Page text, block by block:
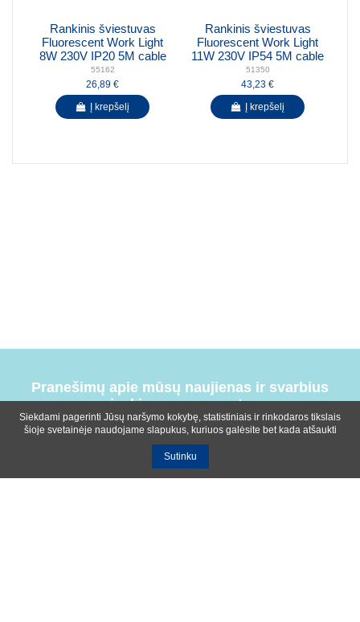
Rankinis šviestuvas
Fluorescent Work Light
8W 230V IP20 5M cable
55162
26,89 €
Į krepšelį
Rankinis šviestuvas
Fluorescent Work Light
11W 230V IP54 5M cable
51350
43,23 €
Į krepšelį
Pranešimų apie mūsų naujienas ir svarbius
įvykius prenumerata
Siekdami pagerinti Jūsų naršymo kokybę, statistiniais ir rinkodaros tikslais
šioje svetainėje naudojame slapukus, kuriuos galėsite bet kada atšaukti
Sutinku